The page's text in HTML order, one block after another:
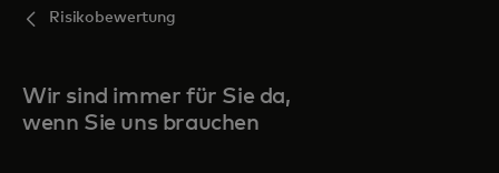
Risikobewertung
Wir sind immer für Sie da,
wenn Sie uns brauchen